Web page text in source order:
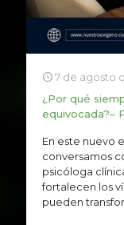
7 de agosto
¿Por qué
equivocada?–
En este nuevo
conversamos
psicóloga
fortalecen los
pueden